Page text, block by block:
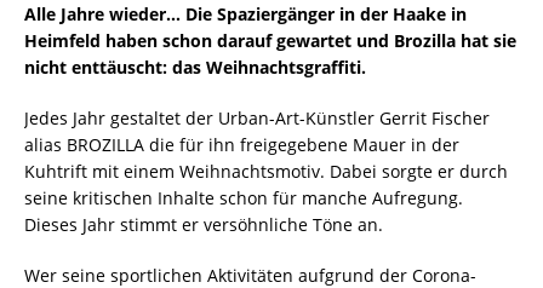
Alle Jahre wieder… Die Spaziergänger in der Haake in
Heimfeld haben schon darauf gewartet und Brozilla hat sie
nicht enttäuscht: das Weihnachtsgraffiti.
Jedes Jahr gestaltet der Urban-Art-Künstler Gerrit Fischer
alias BROZILLA die für ihn freigegebene Mauer in der
Kuhtrift mit einem Weihnachtsmotiv. Dabei sorgte er durch
seine kritischen Inhalte schon für manche Aufregung.
Dieses Jahr stimmt er versöhnliche Töne an.
Wer seine sportlichen Aktivitäten aufgrund der Corona-